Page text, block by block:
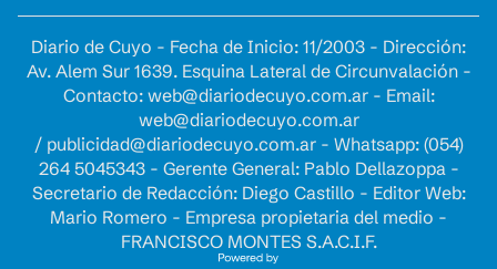
Diario de Cuyo - Fecha de Inicio: 11/2003 - Dirección:
Av. Alem Sur 1639. Esquina Lateral de Circunvalación -
Contacto: web@diariodecuyo.com.ar- Email:
web@diariodecuyo.com.ar
/ publicidad@diariodecuyo.com.ar- Whatsapp: (054)
264 5045343 - Gerente General: Pablo Dellazoppa -
Secretario de Redacción: Diego Castillo - Editor Web:
Mario Romero - Empresa propietaria del medio -
FRANCISCO MONTES S.A.C.I.F.